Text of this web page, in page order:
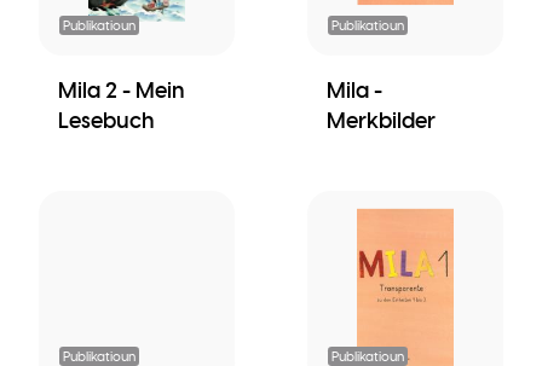
Publikatioun
Mila 2 - Mein
Lesebuch
Publikatioun
Mila -
Merkbilder
Publikatioun Publikatioun